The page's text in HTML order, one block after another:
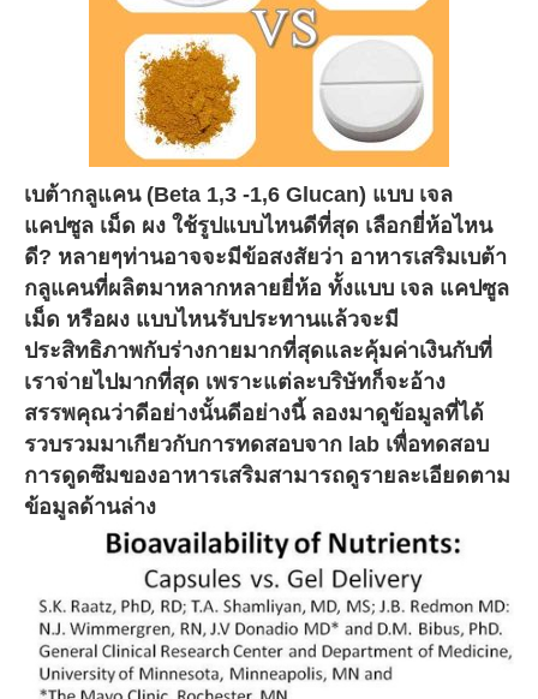
เบต้ากลูแคน (Beta 1,3 -1,6 Glucan) แบบ เจล
แคปซูล เม็ด ผง ใช้รูปแบบไหนดีที่สุด เลือกยี่ห้อไหน
ดี? หลายๆท่านอาจจะมีข้อสงสัยว่า อาหารเสริมเบต้า
กลูแคนที่ผลิตมาหลากหลายยี่ห้อ ทั้งแบบ เจล แคปซูล
เม็ด หรือผง แบบไหนรับประทานแล้วจะมี
ประสิทธิภาพกับร่างกายมากที่สุดและคุ้มค่าเงินกับที่
เราจ่ายไปมากที่สุด เพราะแต่ละบริษัทก็จะอ้าง
สรรพคุณว่าดีอย่างนั้นดีอย่างนี้ ลองมาดูข้อมูลที่ได้
รวบรวมมาเกียวกับการทดสอบจาก lab เพื่อทดสอบ
การดูดซึมของอาหารเสริมสามารถดูรายละเอียดตาม
ข้อมูลด้านล่าง